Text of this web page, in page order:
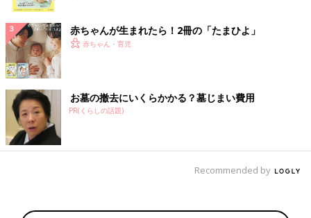
赤ちゃんが生まれたら！2冊の「たまひよ」
赤ちゃん・育児
お墓の撤去にいくらかかる？墓じまい費用
PR(くらしの話題)
Recommended by